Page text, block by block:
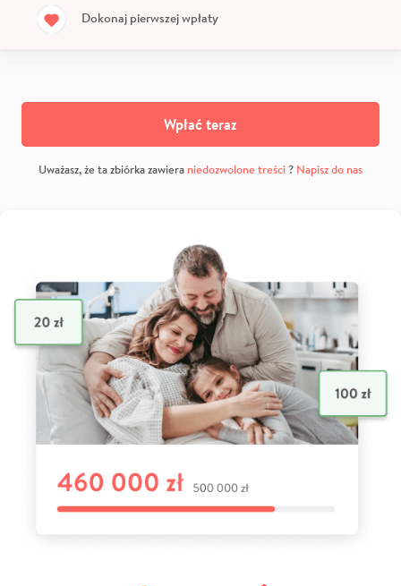
Dokonaj pierwszej wpłaty
Wpłać teraz
Uważasz, że ta zbiórka zawiera niedozwolone treści? Napisz do nas